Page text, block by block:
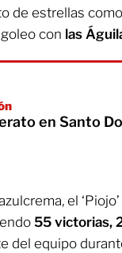
de estrellas como
con las
en Santo
el ‘Piojo’
55 victorias,
del equipo